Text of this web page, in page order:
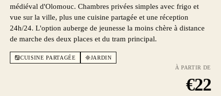
médiéval d'Olomouc. Chambres privées simples avec frigo et
vue sur la ville, plus une cuisine partagée et une réception
24h/24. L'option auberge de jeunesse la moins chère à distance
de marche des deux places et du tram principal.
CUISINE PARTAGÉE
JARDIN
À PARTIR DE
€22